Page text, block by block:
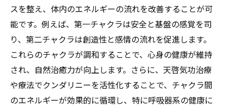
スを整え、体内のエネルギーの流れを改善することが可
能です。例えば、第一チャクラは安全と基盤の感覚を司
り、第二チャクラは創造性と感情の流れを促進します。
これらのチャクラが調和することで、心身の健康が維持
され、自然治癒力が向上します。さらに、天啓気功治療
や療法でクンダリニーを活性化することで、チャクラ間
のエネルギーが効果的に循環し、特に呼吸器系の健康に